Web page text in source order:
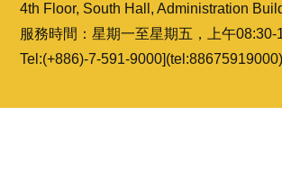
4th Floor, South Hall, Administration
服務時間：星期一至星期五，上午08:30-
Tel:(+886)-7-591-